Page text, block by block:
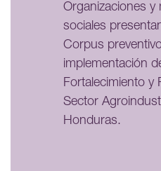
Organizaciones y
sociales
Corpus
implementación
Fortalecimiento y
Sector
Honduras.